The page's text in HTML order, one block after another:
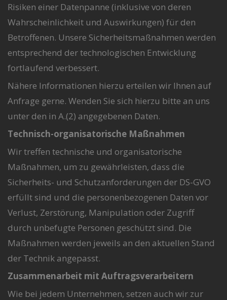
Risiken einer Datenpanne (inklusive von deren
Wahrscheinlichkeit und Auswirkungen) für den
Betroffenen. Unsere Sicherheitsmaßnahmen werden
entsprechend der technologischen Entwicklung
fortlaufend verbessert.
Nähere Informationen hierzu erteilen wir Ihnen auf
Anfrage gerne. Wenden Sie sich hierzu bitte an uns
unter den in A.(2) angegebenen Daten.
Technisch-organisatorische Maßnahmen
Wir treffen technische und organisatorische
Maßnahmen, um zu gewährleisten, dass die
Sicherheits- und Schutzanforderungen der DS-GVO
erfüllt sind und die personenbezogenen Daten vor
Verlust, Zerstörung, Manipulation oder Zugriff
durch unbefugte Personen geschützt sind. Die
Maßnahmen werden jeweils an den aktuellen Stand
der Technik angepasst.
Zusammenarbeit mit Auftragsverarbeitern
Wie bei jedem Unternehmen, setzen auch wir zur